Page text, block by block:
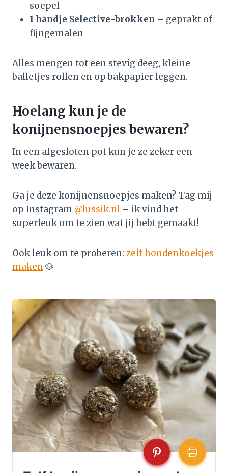
soepel
1 handje Selective-brokken – geprakt of
fijngemalen
Alles mengen tot een stevig deeg, kleine
balletjes rollen en op bakpapier leggen.
Hoelang kun je de
konijnensnoepjes bewaren?
In een afgesloten pot kun je ze zeker een
week bewaren.
Ga je deze konijnensnoepjes maken? Tag mij
op Instagram@lussik.nl – ik vind het
superleuk om te zien wat jij hebt gemaakt!
Ook leuk om te proberen: zelf hondenkoekjes
maken🐶